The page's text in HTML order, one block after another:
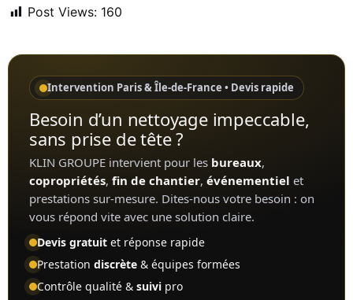
Post Views: 160
Intervention Paris & Île-de-France • Devis rapide
Besoin d’un nettoyage impeccable,
sans prise de tête ?
KLIN GROUPE intervient pour les bureaux,
copropriétés, fin de chantier, événementiel et
prestations sur-mesure. Dites-nous votre besoin : on
vous répond vite avec une solution claire.
Devis gratuit et réponse rapide
Prestation discrète & équipes formées
Contrôle qualité & suivi pro